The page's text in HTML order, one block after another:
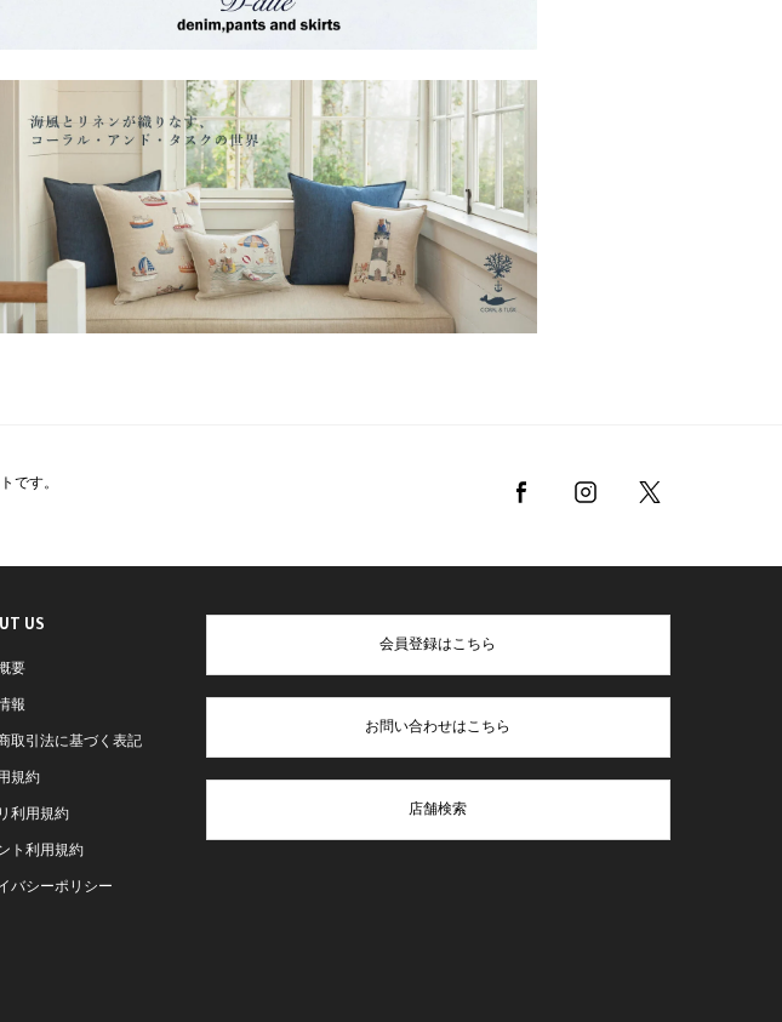
です。
US
要
報
取引法に基づく表記
規約
利用規約
ト利用規約
バシーポリシー
会員登録はこちら
お問い合わせはこちら
店舗検索